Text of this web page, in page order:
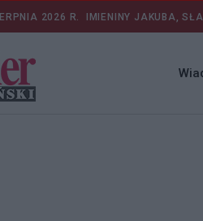
2026 R. IMIENINY JAKUBA,